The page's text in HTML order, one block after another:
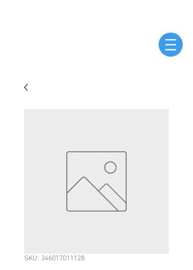
SKU: 346017011128